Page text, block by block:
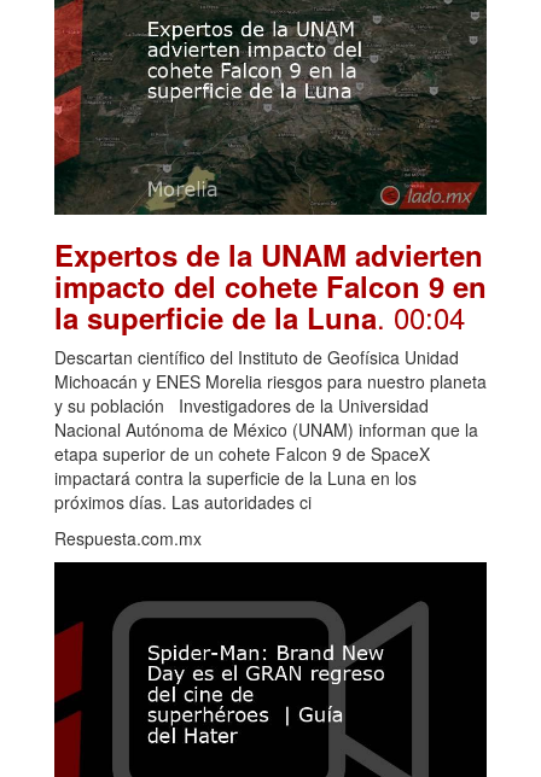
Expertos de la UNAM advierten
impacto del cohete Falcon 9 en
la superficie de la Luna. 00:04
Descartan científico del Instituto de Geofísica Unidad
Michoacán y ENES Morelia riesgos para nuestro planeta
y su población Investigadores de la Universidad
Nacional Autónoma de México (UNAM) informan que la
etapa superior de un cohete Falcon 9 de SpaceX
impactará contra la superficie de la Luna en los
próximos días. Las autoridades ci
Respuesta.com.mx